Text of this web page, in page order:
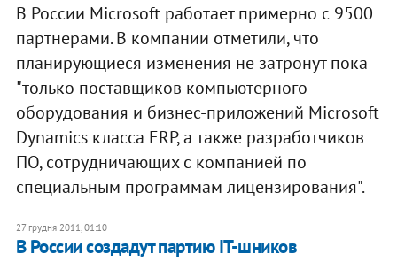
В России Microsoft работает примерно с 9500
партнерами. В компании отметили, что
планирующиеся изменения не затронут пока
"только поставщиков компьютерного
оборудования и бизнес-приложений Microsoft
Dynamics класса ERP, а также разработчиков
ПО, сотрудничающих с компанией по
специальным программам лицензирования".
27 грудня 2011, 01:10
В России создадут партию IT-шников